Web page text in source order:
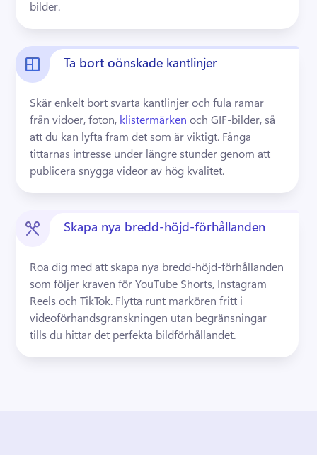
bilder.
Ta bort oönskade kantlinjer
Skär enkelt bort svarta kantlinjer och fula ramar
från vidoer, foton, klistermärken och GIF-bilder, så
att du kan lyfta fram det som är viktigt. Fånga
tittarnas intresse under längre stunder genom att
publicera snygga videor av hög kvalitet.
Skapa nya bredd-höjd-förhållanden
Roa dig med att skapa nya bredd-höjd-förhållanden
som följer kraven för YouTube Shorts, Instagram
Reels och TikTok. Flytta runt markören fritt i
videoförhandsgranskningen utan begränsningar
tills du hittar det perfekta bildförhållandet.